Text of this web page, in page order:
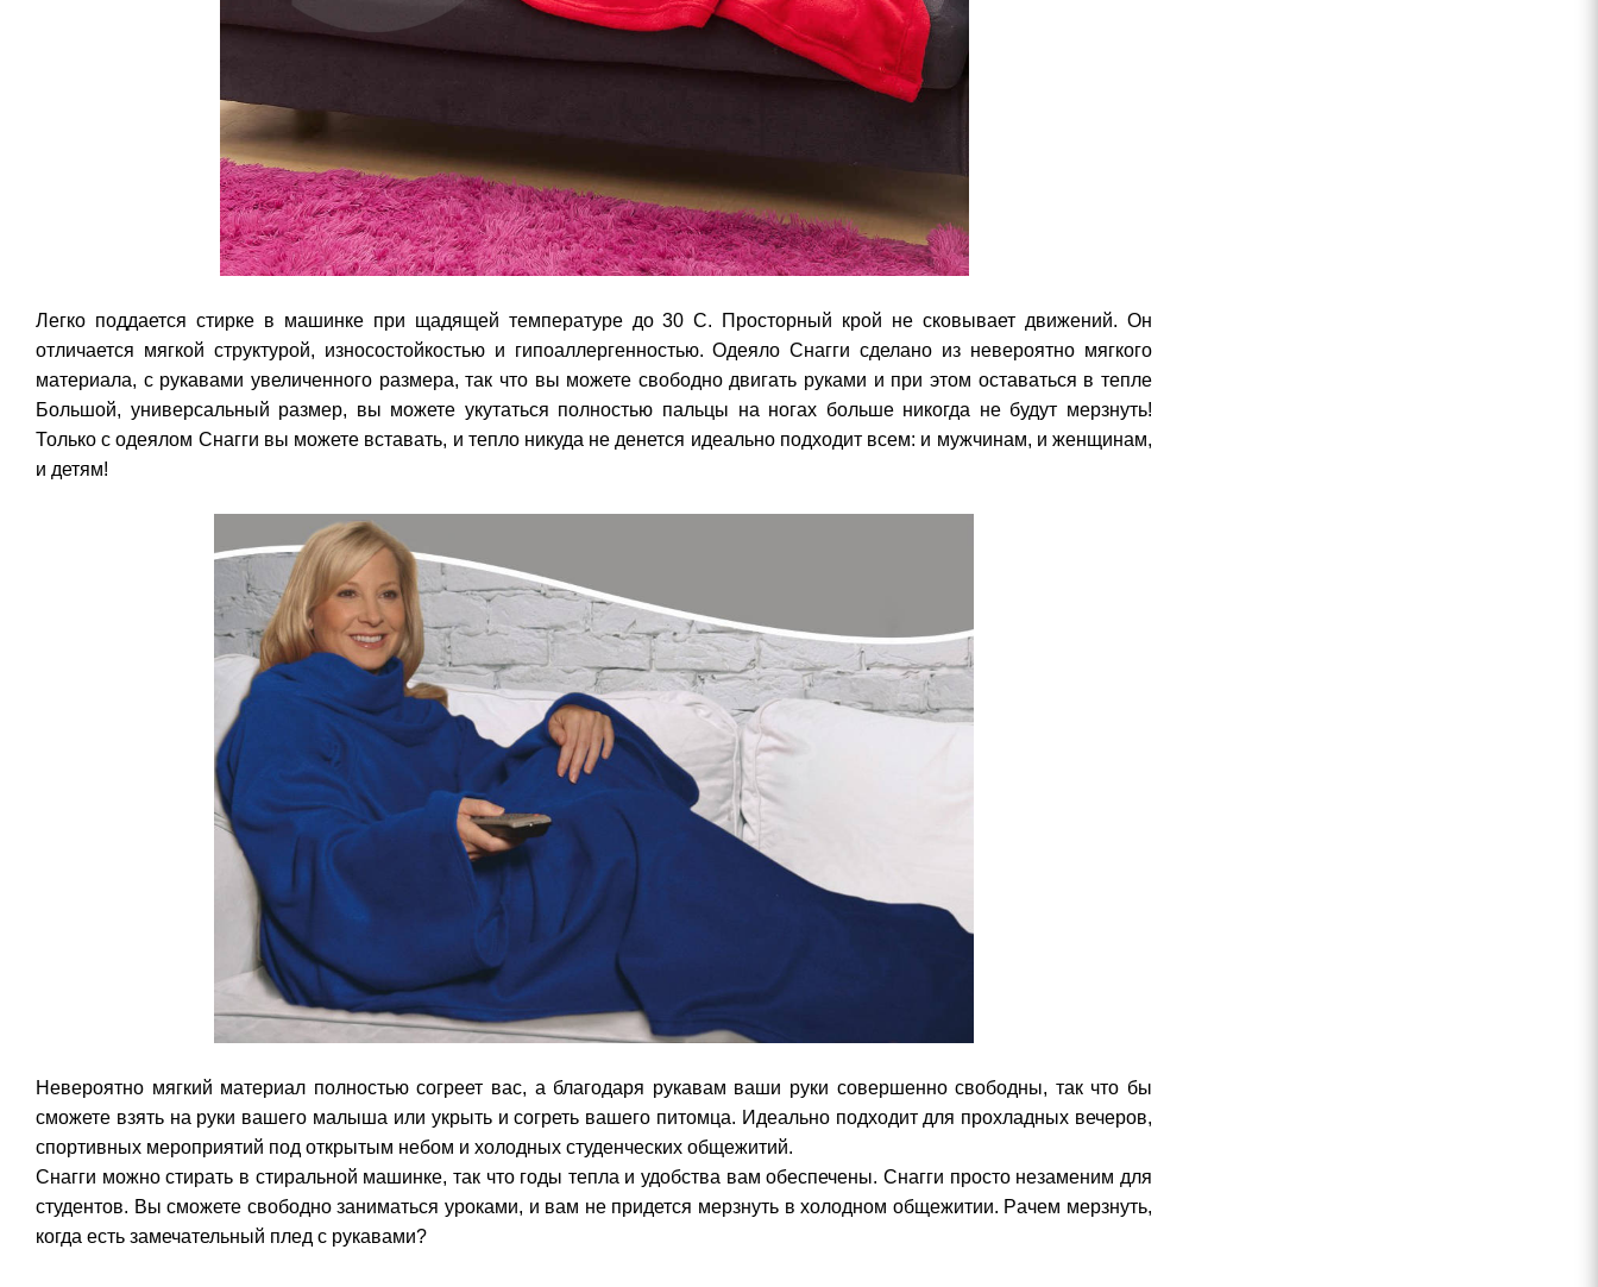
Легко поддается стирке в машинке при щадящей температуре до 30 С. Просторный крой не сковывает движений. Он
отличается мягкой структурой, износостойкостью и гипоаллергенностью. Одеяло Снагги сделано из невероятно мягкого
материала, с рукавами увеличенного размера, так что вы можете свободно двигать руками и при этом оставаться в тепле
Большой, универсальный размер, вы можете укутаться полностью пальцы на ногах больше никогда не будут мерзнуть!
Только с одеялом Снагги вы можете вставать, и тепло никуда не денется идеально подходит всем: и мужчинам, и женщинам,
и детям!
Невероятно мягкий материал полностью согреет вас, а благодаря рукавам ваши руки совершенно свободны, так что бы
сможете взять на руки вашего малыша или укрыть и согреть вашего питомца. Идеально подходит для прохладных вечеров,
спортивных мероприятий под открытым небом и холодных студенческих общежитий.
Снагги можно стирать в стиральной машинке, так что годы тепла и удобства вам обеспечены. Снагги просто незаменим для
студентов. Вы сможете свободно заниматься уроками, и вам не придется мерзнуть в холодном общежитии. Pачем мерзнуть,
когда есть замечательный плед с рукавами?